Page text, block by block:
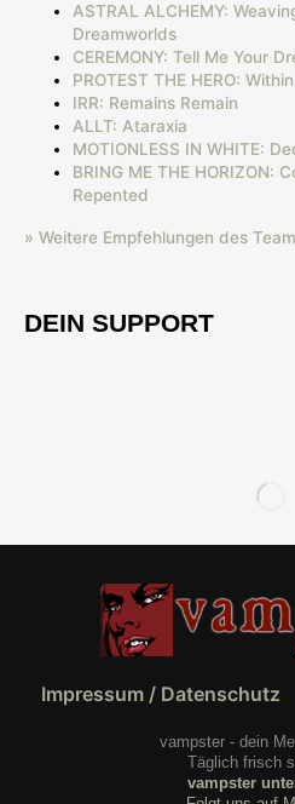
ASTRAL ALCHEMY:
Dreamworlds
CEREMONY: Tell Me Your
PROTEST THE HERO: Within
IRR: Remains Remain
ALLT: Ataraxia
MOTIONLESS IN WHITE:
BRING ME THE HORIZON:
Repented
» Weitere Empfehlungen des
DEIN SUPPORT
Impressum / Datenschutz
vampster - dein
Täglich frisch
vampster